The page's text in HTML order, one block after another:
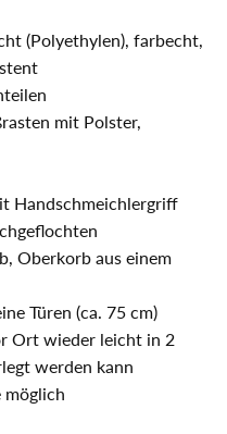
(Polyethylen), farbecht,
mit Polster,
Handschmeichlergriff
Oberkorb aus einem
Türen (ca. 75 cm)
Ort wieder leicht in 2
werden kann
möglich